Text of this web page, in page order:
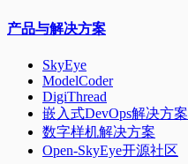
产品与解决方案
SkyEye
ModelCoder
DigiThread
嵌入式DevOps解决方案
数字样机解决方案
Open-SkyEye开源社区